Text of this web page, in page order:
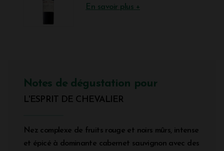
En savoir plus +
Notes de dégustation pour
L'ESPRIT DE CHEVALIER
Nez complexe de fruits rouge et noirs mûrs, intense
et épicé à dominante cabernet sauvignon avec des